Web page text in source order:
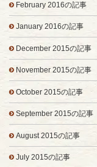
February 2016の記事
January 2016の記事
December 2015の記事
November 2015の記事
October 2015の記事
September 2015の記事
August 2015の記事
July 2015の記事